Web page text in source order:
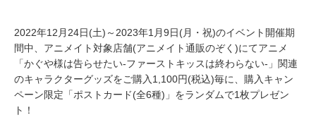
2022年12月24日(土)～2023年1月9日(月・祝)のイベント開催期
間中、アニメイト対象店舗(アニメイト通販のぞく)にてアニメ
「かぐや様は告らせたい-ファーストキッスは終わらない-」関連
のキャラクターグッズをご購入1,100円(税込)毎に、購入キャン
ペーン限定「ポストカード(全6種)」をランダムで1枚プレゼン
ト！